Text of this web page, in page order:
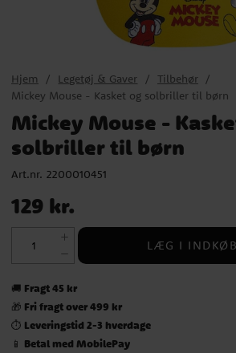
Hjem Legetøj & Gaver
Tilbehør
Mickey Mouse - Kasket og solbriller til børn
Mickey Mouse -
solbriller til børn
Art.nr. 2200010451
Pris:129 kr.
129 kr.
LÆG I
🚚 Fragt 45 kr
🎁 Fri fragt over 499 kr
⏱️ Leveringstid 2-3 hverdage
📱 Betal med MobilePay